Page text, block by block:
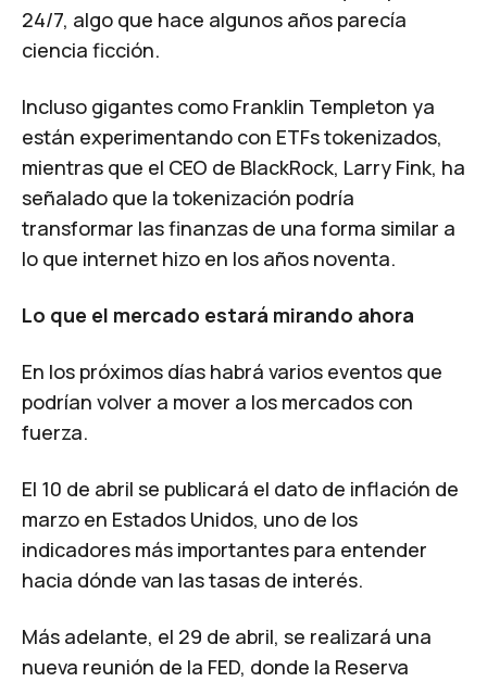
24/7, algo que hace algunos años parecía
ciencia ficción.
Incluso gigantes como Franklin Templeton ya
están experimentando con ETFstokenizados,
mientras que el CEO de BlackRock, Larry Fink, ha
señalado que la tokenización podría
transformar las finanzas de una forma similar a
lo que internet hizo en los años noventa.
Lo que el mercado estará mirando ahora
En los próximos días habrá varios eventos que
podrían volver a mover a los mercados con
fuerza.
El 10 de abril se publicará el dato de inflación de
marzo en Estados Unidos, uno de los
indicadores más importantes para entender
hacia dónde van las tasas de interés.
Más adelante, el 29 de abril, se realizará una
nueva reunión de la FED, donde la Reserva